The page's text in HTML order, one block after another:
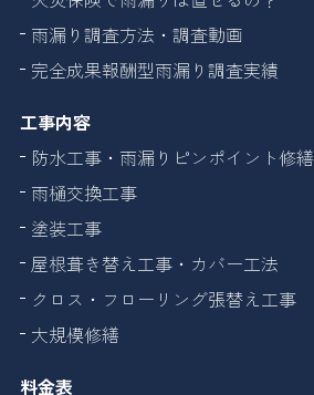
雨漏り調査方法・調査動画
完全成果報酬型雨漏り調査実績
工事内容
防水工事・雨漏りピンポイント修繕
雨樋交換工事
塗装工事
屋根葺き替え工事・カバー工法
クロス・フローリング張替え工事
大規模修繕
料金表